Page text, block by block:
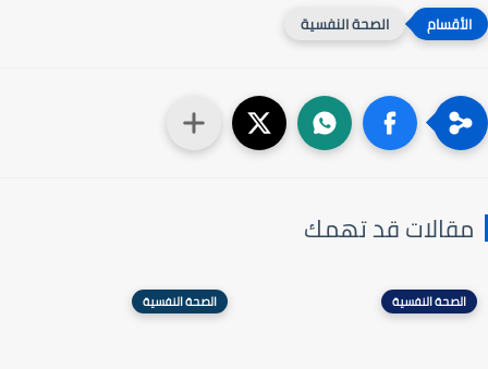
الصحة النفسية
مقالات قد تهمك
الصحة النفسية الصحة النفسية